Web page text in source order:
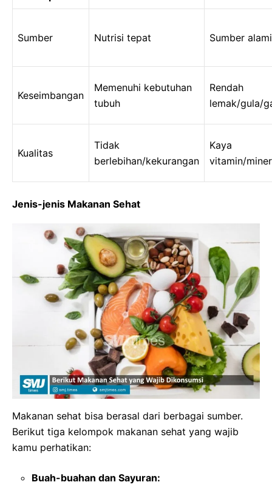
Sumber Nutrisi tepat Sumber alami
Keseimbangan
Memenuhi kebutuhan
tubuh
Rendah
lemak/gula/
Kualitas
Tidak
berlebihan/kekurangan
Kaya
vitamin/
Jenis-jenis Makanan Sehat
Makanan sehat bisa berasal dari berbagai sumber.
Berikut tiga kelompok makanan sehat yang wajib
kamu perhatikan:
Buah-buahan dan Sayuran: